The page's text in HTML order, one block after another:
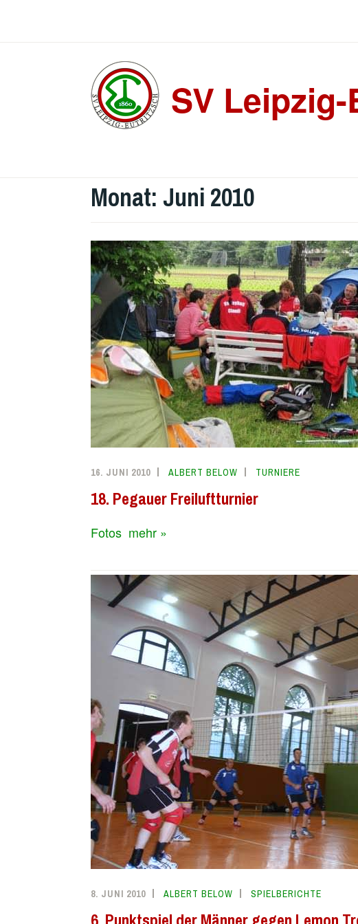
SV
Monat: Juni 2010
16. JUNI 2010 ALBERT BELOW TURNIERE
18. Pegauer Freiluftturnier
Fotos mehr »
8. JUNI 2010 ALBERT BELOW SPIELBERICHTE